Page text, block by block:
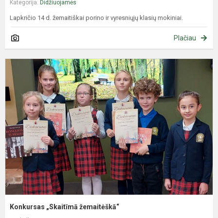
Kategorija: Didžiuojamės
Lapkričio 14 d. žemaitiškai porino ir vyresniųjų klasių mokiniai.
Plačiau
Konkursas „Skaitīmā žemaitėškā“